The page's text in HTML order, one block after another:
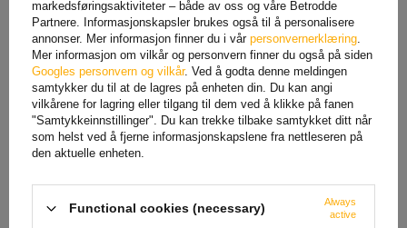
Pedaldeksler i aluminium
med sklisikker RACE2 PILOT-
gummi
156,33 NOKnetto
10L HERMON plastdunk med
trakt, rød
106,25 NOKnetto
markedsføringsaktiviteter – både av oss og våre Betrodde
Partnere. Informasjonskapsler brukes også til å personalisere
annonser. Mer informasjon finner du i vår personvernerklæring
Mer informasjon om vilkår og personvern finner du også på siden
Googles personvern og vilkår. Ved å godta denne meldingen
samtykker du til at de lagres på enheten din. Du kan angi
vilkårene for lagring eller tilgang til dem ved å klikke på fanen
"Samtykkeinnstillinger". Du kan trekke tilbake samtykket ditt når
som helst ved å fjerne informasjonskapslene fra nettleseren på
den aktuelle enheten.
Functional cookies (necessary)
Always
active